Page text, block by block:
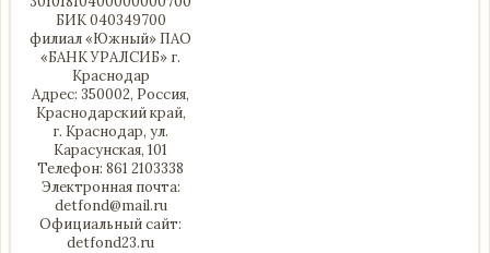
БИК 040349700
филиал «Южный» ПАО
«БАНК УРАЛСИБ» г.
Краснодар
Адрес: 350002, Россия,
Краснодарский край,
г. Краснодар, ул.
Карасунская, 101
Телефон: 861 2103338
Электронная почта:
detfond@mail.ru
Официальный сайт:
detfond23.ru